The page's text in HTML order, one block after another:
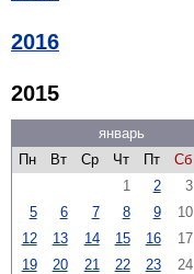
2016
2015
январь
Пн
Вт Ср Чт Пт Сб
1
2 3
5
6 7 8 9 10
12
13 14 15 16 17
19
20 21 22 23 24